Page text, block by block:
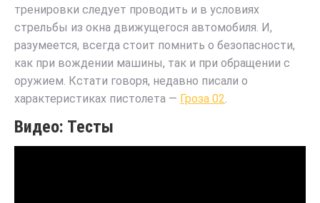
тренировки следует проводить и в условиях
стрельбы из окна движущегося автомобиля. И,
разумеется, всегда стоит помнить о безопасности,
как при вождении машины, так и при обращении с
оружием. Кстати говоря, недавно писали о
характеристиках пистолета — Гроза 02.
Видео: Тесты